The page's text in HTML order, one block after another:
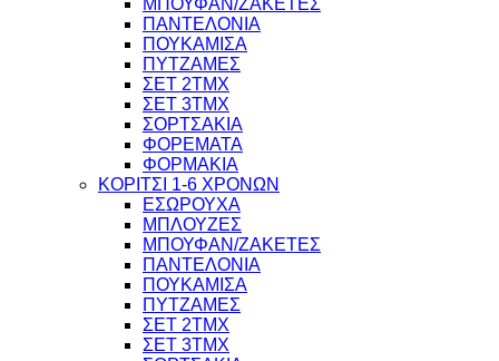
ΜΠΟΥΦΑΝ/ΖΑΚΕΤΕΣ
ΠΑΝΤΕΛΟΝΙΑ
ΠΟΥΚΑΜΙΣΑ
ΠΥΤΖΑΜΕΣ
ΣΕΤ 2ΤΜΧ
ΣΕΤ 3ΤΜΧ
ΣΟΡΤΣΑΚΙΑ
ΦΟΡΕΜΑΤΑ
ΦΟΡΜΑΚΙΑ
ΚΟΡΙΤΣΙ 1-6 ΧΡΟΝΩΝ
ΕΣΩΡΟΥΧΑ
ΜΠΛΟΥΖΕΣ
ΜΠΟΥΦΑΝ/ΖΑΚΕΤΕΣ
ΠΑΝΤΕΛΟΝΙΑ
ΠΟΥΚΑΜΙΣΑ
ΠΥΤΖΑΜΕΣ
ΣΕΤ 2ΤΜΧ
ΣΕΤ 3ΤΜΧ